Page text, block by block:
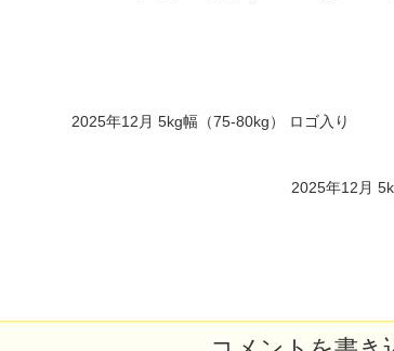
2025年12月 5kg幅（75-80kg） ロゴ入り
2025年12月